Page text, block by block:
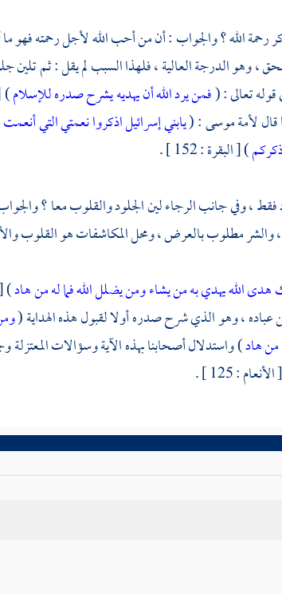
رحمة الله ؟ والجواب : أن من أحب الله لأجل رحمته فهو
، وهو الدرجة العالية ، فلهذا السبب لم يقل : ثم تلين
قوله تعالى : (فمن يرد الله أن يهديه يشرح صدره للإسلام) [
موسى: (يابني إسرائيل اذكروا نعمتي التي
) [ البقرة : 152 ] .
فقط ، وفي جانب الرجاء لين الجلود والقلوب معا ؟
والشر مطلوب بالعرض ، ومحل المكاشفات هو القلوب
الله يهدي به من يشاء ومن يضلل الله فما له من هاد)
، وهو الذي شرح صدره أولا لقبول هذه الهداية (
من هاد) واستدلال أصحابنا بهذه الآية وسؤالاتالمعتزلة
: 125 ] .